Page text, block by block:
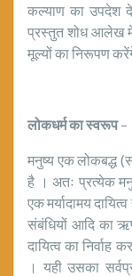
कल्याण का उपदेश
प्रस्तुत शोध आलेख
मूल्यों का निरूपण
लोकधर्म का स्वरूप–
मनुष्य एक लोकबद्ध
है । अतः प्रत्येक
एक मर्यादामय
संबंधियों आदि का
दायित्व का
। यही उसका